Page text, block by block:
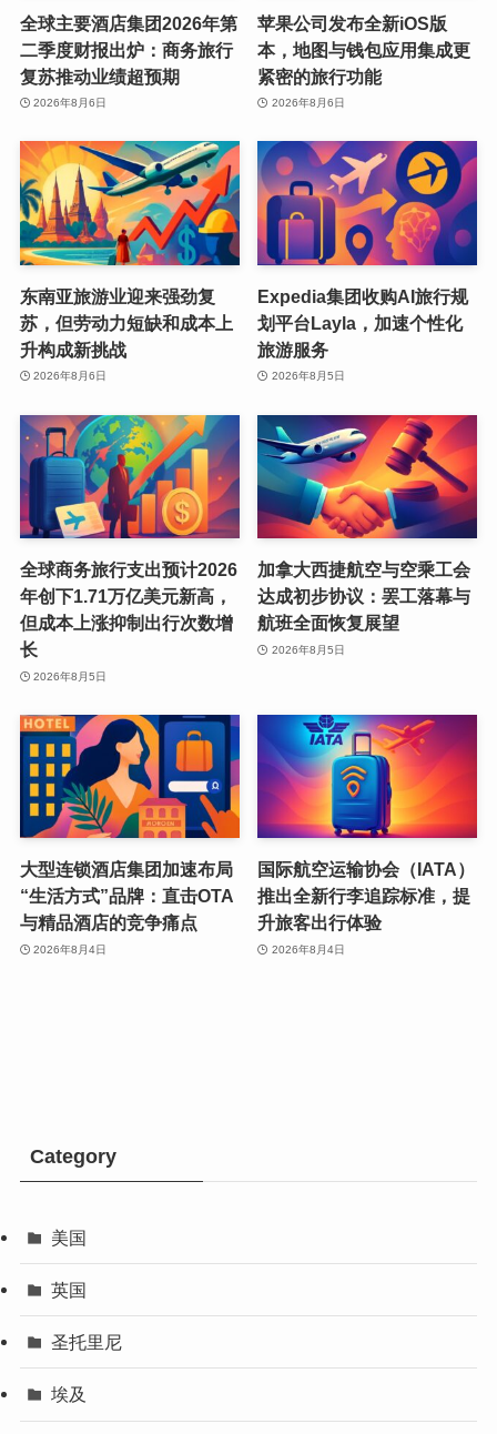
全球主要酒店集团2026年第
二季度财报出炉：商务旅行
复苏推动业绩超预期
2026年8月6日
苹果公司发布全新iOS版
本，地图与钱包应用集成更
紧密的旅行功能
2026年8月6日
东南亚旅游业迎来强劲复
苏，但劳动力短缺和成本上
升构成新挑战
2026年8月6日
Expedia集团收购AI旅行规
划平台Layla，加速个性化
旅游服务
2026年8月5日
全球商务旅行支出预计2026
年创下1.71万亿美元新高，
但成本上涨抑制出行次数增
长
2026年8月5日
加拿大西捷航空与空乘工会
达成初步协议：罢工落幕与
航班全面恢复展望
2026年8月5日
大型连锁酒店集团加速布局
“生活方式”品牌：直击OTA
与精品酒店的竞争痛点
2026年8月4日
国际航空运输协会（IATA）
推出全新行李追踪标准，提
升旅客出行体验
2026年8月4日
Category
美国
英国
圣托里尼
埃及